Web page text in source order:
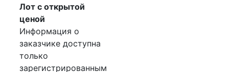
Лот с открытой
ценой
Информация о
заказчике доступна
только
зарегистрированным